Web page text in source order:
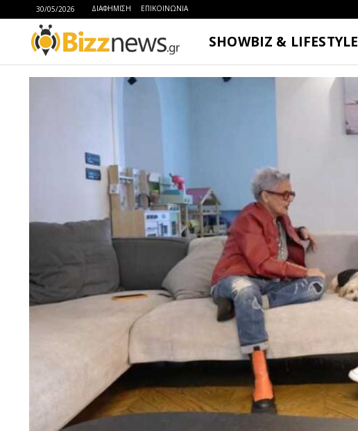
30/05/2026 ΔΙΑΦΗΜΙΣΗ ΕΠΙΚΟΙΝΩΝΙΑ
SHOWBIZ & LIFESTYLE